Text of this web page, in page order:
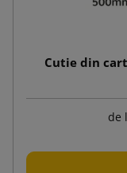
Cutie din
de